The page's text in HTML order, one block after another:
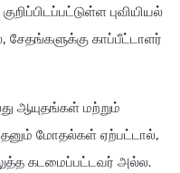
குறிப்பிடப்பட்டுள்ள புவியியல்
சேதங்களுக்கு காப்பீட்டாளர்
ஆயுதங்கள் மற்றும்
மோதல்கள் ஏற்பட்டால்,
கடமைப்பட்டவர் அல்ல.